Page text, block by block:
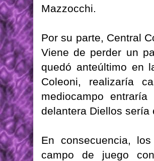
Mazzocchi.
Por su parte, Central
Viene de perder un
quedó anteúltimo en
Coleoni, realizaría
mediocampo
delantera Diellos sería
En consecuencia,
campo de juego